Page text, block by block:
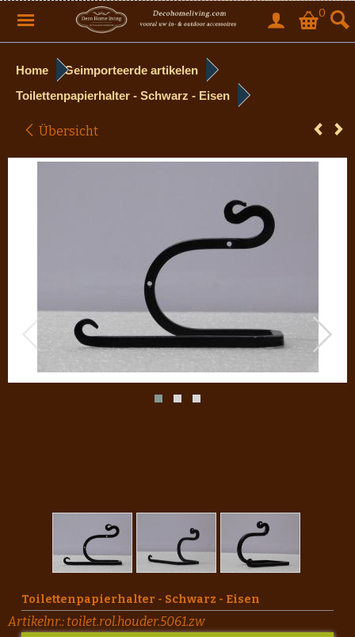
0
Home
Geimporteerde artikelen
Toilettenpapierhalter - Schwarz - Eisen
Übersicht
Toilettenpapierhalter - Schwarz - Eisen
Artikelnr.: toilet.rol.houder.5061.zw